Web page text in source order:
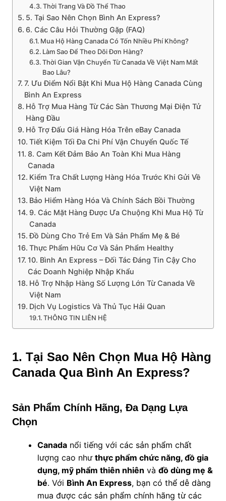
Thời Trang Và Đồ Thể Thao
5. Tại Sao Nên Chọn Bình An Express?
6. Các Câu Hỏi Thường Gặp (FAQ)
Mua Hộ Hàng Canada Có Tốn Nhiều Phí Không?
Làm Sao Để Theo Dõi Đơn Hàng?
Thời Gian Vận Chuyển Từ Canada Về Việt Nam Mất
Bao Lâu?
7. Ưu Điểm Nổi Bật Khi Mua Hộ Hàng Canada Cùng
Bình An Express
Hỗ Trợ Mua Hàng Từ Các Sàn Thương Mại Điện Tử
Hàng Đầu
Hỗ Trợ Đấu Giá Hàng Hóa Trên eBay Canada
Tiết Kiệm Tối Đa Chi Phí Vận Chuyển Quốc Tế
8. Cam Kết Đảm Bảo An Toàn Khi Mua Hàng
Canada
Kiểm Tra Chất Lượng Hàng Hóa Trước Khi Gửi Về
Việt Nam
Bảo Hiểm Hàng Hóa Và Chính Sách Bồi Thường
9. Các Mặt Hàng Được Ưa Chuộng Khi Mua Hộ Từ
Canada
Đồ Dùng Cho Trẻ Em Và Sản Phẩm Mẹ & Bé
Thực Phẩm Hữu Cơ Và Sản Phẩm Healthy
10. Bình An Express – Đối Tác Đáng Tin Cậy Cho
Các Doanh Nghiệp Nhập Khẩu
Hỗ Trợ Nhập Hàng Số Lượng Lớn Từ Canada Về
Việt Nam
Dịch Vụ Logistics Và Thủ Tục Hải Quan
THÔNG TIN LIÊN HỆ
1. Tại Sao Nên Chọn Mua Hộ Hàng
Canada Qua Bình An Express?
Sản Phẩm Chính Hãng, Đa Dạng Lựa
Chọn
Canadanổi tiếng với các sản phẩm chất
lượng cao như thực phẩm chức năng, đồ gia
dụng, mỹ phẩm thiên nhiên và đồ dùng mẹ &
bé. Với Bình An Express, bạn có thể dễ dàng
mua được các sản phẩm chính hãng từ các